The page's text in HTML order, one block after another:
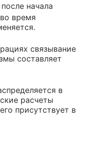
начала
время
связывание
составляет
в
расчеты
присутствует в